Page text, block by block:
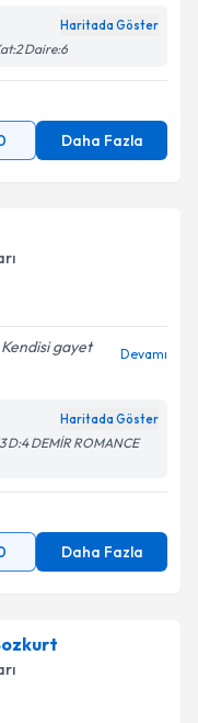
Haritada Göster
Daire:6
Daha Fazla
gayet
Devamı
Haritada Göster
D:4 DEMİR ROMANCE
Daha Fazla